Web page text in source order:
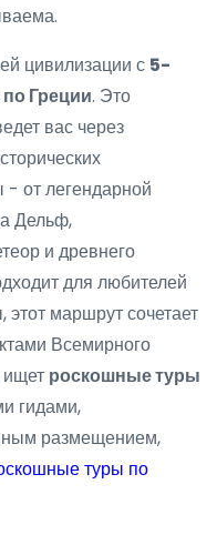
цивилизации с 5-
Греции. Это
вас через
- от легендарной
Дельф,
и древнего
для любителей
этот маршрут сочетает
Всемирного
роскошные туры
гидами,
размещением,
туры по